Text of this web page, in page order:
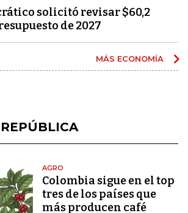
solicitó revisar $60,2
de 2027
MÁS ECONOMÍA
AGRO
Colombia sigue en el top
tres de los países que
más producen café